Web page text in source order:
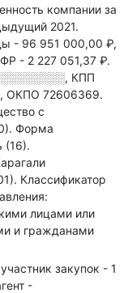
компании за
2021.
- 96 951 000,00 ₽,
- 2 227 051,37 ₽.
, КПП
, ОКПО 72606369.
с
Форма
(16).
Классификатор
лицами или
и гражданами
закупок - 1
-